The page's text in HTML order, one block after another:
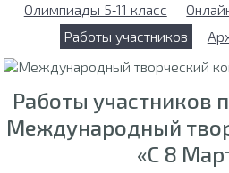
Олимпиады 5‑11 класс
Работы участников
Работы участников
Международный
«С 8